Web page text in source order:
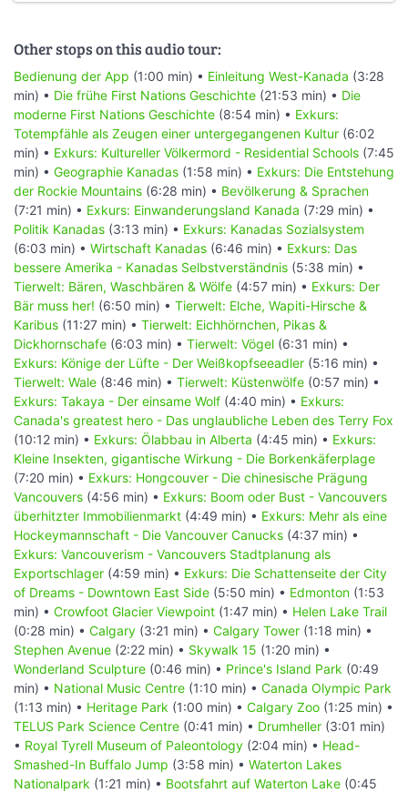
Other stops on this audio tour:
Bedienung der App (1:00 min) • Einleitung West-Kanada (3:28
min) • Die frühe First Nations Geschichte (21:53 min) • Die
moderne First Nations Geschichte (8:54 min) • Exkurs:
Totempfähle als Zeugen einer untergegangenen Kultur (6:02
min) • Exkurs: Kultureller Völkermord - Residential Schools (7:45
min) • Geographie Kanadas (1:58 min) • Exkurs: Die Entstehung
der Rockie Mountains (6:28 min) • Bevölkerung & Sprachen
(7:21 min) • Exkurs: Einwanderungsland Kanada (7:29 min) •
Politik Kanadas (3:13 min) • Exkurs: Kanadas Sozialsystem
(6:03 min) • Wirtschaft Kanadas (6:46 min) • Exkurs: Das
bessere Amerika - Kanadas Selbstverständnis (5:38 min) •
Tierwelt: Bären, Waschbären & Wölfe (4:57 min) • Exkurs: Der
Bär muss her! (6:50 min) • Tierwelt: Elche, Wapiti-Hirsche &
Karibus (11:27 min) • Tierwelt: Eichhörnchen, Pikas &
Dickhornschafe (6:03 min) • Tierwelt: Vögel (6:31 min) •
Exkurs: Könige der Lüfte - Der Weißkopfseeadler (5:16 min) •
Tierwelt: Wale (8:46 min) • Tierwelt: Küstenwölfe (0:57 min) •
Exkurs: Takaya - Der einsame Wolf (4:40 min) • Exkurs:
Canada's greatest hero - Das unglaubliche Leben des Terry Fox
(10:12 min) • Exkurs: Ölabbau in Alberta (4:45 min) • Exkurs:
Kleine Insekten, gigantische Wirkung - Die Borkenkäferplage
(7:20 min) • Exkurs: Hongcouver - Die chinesische Prägung
Vancouvers (4:56 min) • Exkurs: Boom oder Bust - Vancouvers
überhitzter Immobilienmarkt (4:49 min) • Exkurs: Mehr als eine
Hockeymannschaft - Die Vancouver Canucks (4:37 min) •
Exkurs: Vancouverism - Vancouvers Stadtplanung als
Exportschlager (4:59 min) • Exkurs: Die Schattenseite der City
of Dreams - Downtown East Side (5:50 min) • Edmonton (1:53
min) • Crowfoot Glacier Viewpoint (1:47 min) • Helen Lake Trail
(0:28 min) • Calgary (3:21 min) • Calgary Tower (1:18 min) •
Stephen Avenue (2:22 min) • Skywalk 15 (1:20 min) •
Wonderland Sculpture (0:46 min) • Prince's Island Park (0:49
min) • National Music Centre (1:10 min) • Canada Olympic Park
(1:13 min) • Heritage Park (1:00 min) • Calgary Zoo (1:25 min) •
TELUS Park Science Centre (0:41 min) • Drumheller (3:01 min)
• Royal Tyrell Museum of Paleontology (2:04 min) • Head-
Smashed-In Buffalo Jump (3:58 min) • Waterton Lakes
Nationalpark (1:21 min) • Bootsfahrt auf Waterton Lake (0:45